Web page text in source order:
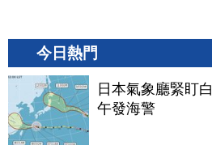
今日熱門
日本氣象廳緊盯
午發海警